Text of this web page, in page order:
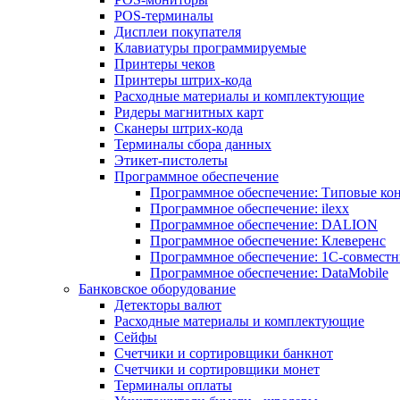
POS-терминалы
Дисплеи покупателя
Клавиатуры программируемые
Принтеры чеков
Принтеры штрих-кода
Расходные материалы и комплектующие
Ридеры магнитных карт
Сканеры штрих-кода
Терминалы сбора данных
Этикет-пистолеты
Программное обеспечение
Программное обеспечение: Типовые
Программное обеспечение: ilexx
Программное обеспечение: DALION
Программное обеспечение: Клеверенс
Программное обеспечение: 1С-
Программное обеспечение: DataMobile
Банковское оборудование
Детекторы валют
Расходные материалы и комплектующие
Сейфы
Счетчики и сортировщики банкнот
Счетчики и сортировщики монет
Терминалы оплаты